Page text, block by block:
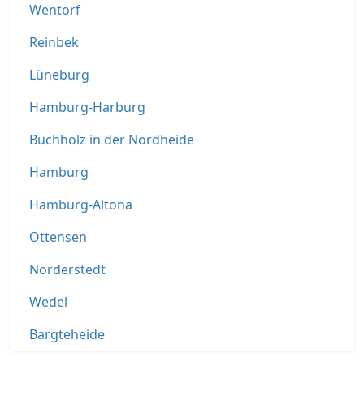
Wentorf
Reinbek
Lüneburg
Hamburg-Harburg
Buchholz in der Nordheide
Hamburg
Hamburg-Altona
Ottensen
Norderstedt
Wedel
Bargteheide